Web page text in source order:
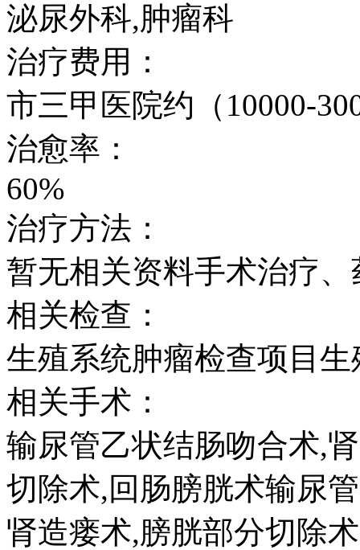
泌尿外科,肿瘤科
治疗费用：
市三甲医院约（10000-
治愈率：
60%
治疗方法：
暂无相关资料手术治疗
相关检查：
生殖系统肿瘤检查项目
相关手术：
输尿管乙状结肠吻合术,
切除术,回肠膀胱术输尿
肾造瘘术,膀胱部分切除